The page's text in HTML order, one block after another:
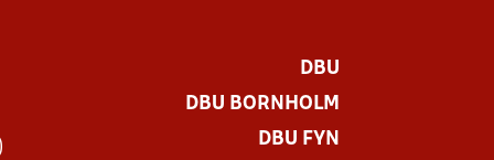
DBU
DBU BORNHOLM
DBU FYN